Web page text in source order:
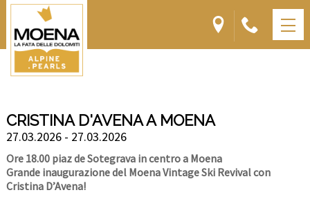
CRISTINA D'AVENA A MOENA
27.03.2026 - 27.03.2026
Ore 18.00 piaz de Sotegrava in centro a Moena
Grande inaugurazione del Moena Vintage Ski Revival con
Cristina D’Avena!